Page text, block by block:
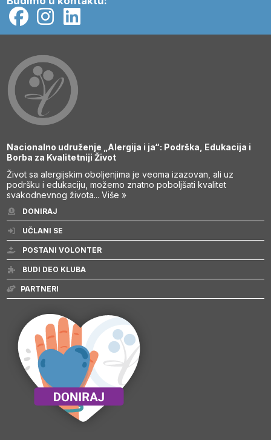
Nacionalno udruženje „Alergija i ja“: Podrška, Edukacija i
Borba za Kvalitetniji Život
Život sa alergijskim oboljenjima je veoma izazovan, ali uz
podršku i edukaciju, možemo znatno poboljšati kvalitet
svakodnevnog života...Više »
DONIRAJ
UČLANI SE
POSTANI VOLONTER
BUDI DEO KLUBA
PARTNERI